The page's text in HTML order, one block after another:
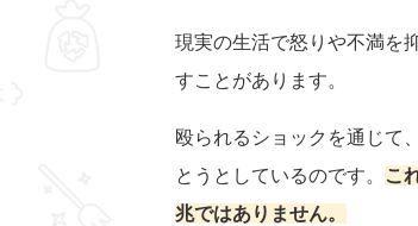
現実の生活で怒りや不満を
すことがあります。
殴られるショックを通じて
とうとしているのです。
こ
兆ではありません。